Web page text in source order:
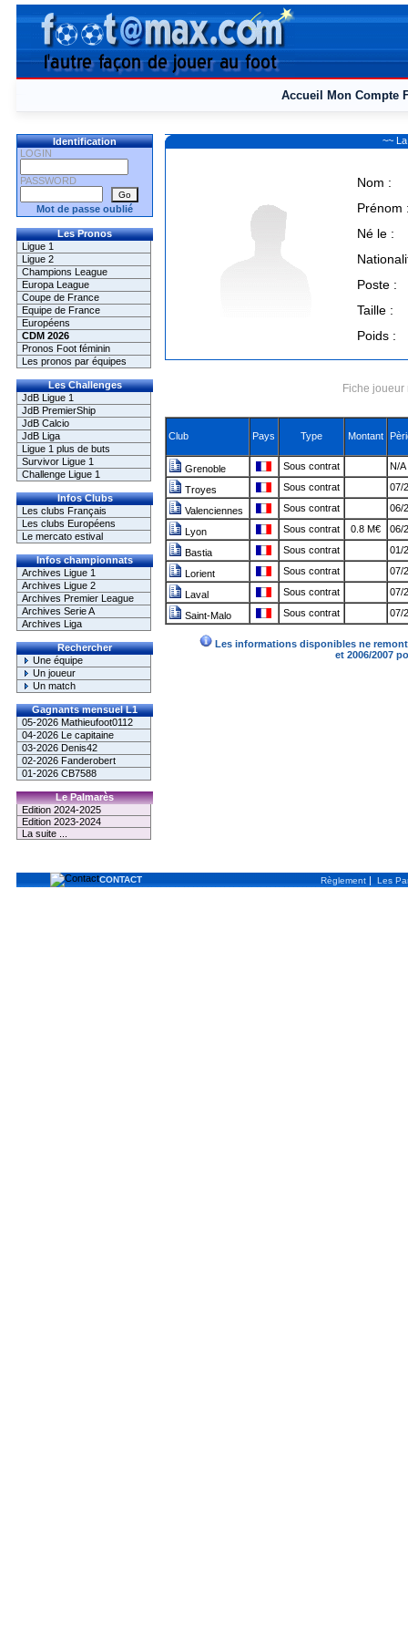
Accueil Mon Compte
Identification
LOGIN
PASSWORD
Mot de passe oublié
Les Pronos
Ligue 1
Ligue 2
Champions League
Europa League
Coupe de France
Equipe de France
Européens
CDM 2026
Pronos Foot féminin
Les pronos par équipes
Les Challenges
JdB Ligue 1
JdB PremierShip
JdB Calcio
JdB Liga
Ligue 1 plus de buts
Survivor Ligue 1
Challenge Ligue 1
Infos Clubs
Les clubs Français
Les clubs Européens
Le mercato estival
Infos championnats
Archives Ligue 1
Archives Ligue 2
Archives Premier League
Archives Serie A
Archives Liga
Rechercher
Une équipe
Un joueur
Un match
Gagnants mensuel L1
05-2026 Mathieufoot0112
04-2026 Le capitaine
03-2026 Denis42
02-2026 Fanderobert
01-2026 CB7588
Le Palmarès
Edition 2024-2025
Edition 2023-2024
La suite ...
~~
Nom :
Prénom
Né le :
Poste :
Taille :
Poids :
Fiche
Club Pays Type Montant
Grenoble Sous contrat N/A
Troyes Sous contrat 07/
Valenciennes Sous contrat 06/
Lyon Sous contrat 0.8 M€ 06/
Bastia Sous contrat 01/
Lorient Sous contrat 07/
Laval Sous contrat 07/
Saint-Malo Sous contrat 07/
Les informations disponibles ne
et 2006/2007
CONTACT Règlement| Les